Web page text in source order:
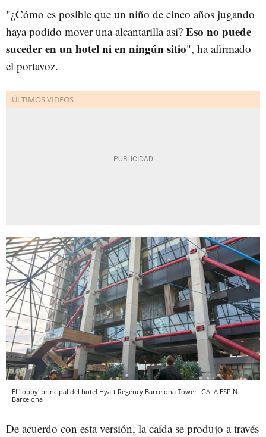
"¿Cómo es posible que un niño de cinco años jugando
haya podido mover una alcantarilla así? Eso no puede
suceder en un hotel ni en ningún sitio", ha afirmado
el portavoz.
El 'lobby' principal del hotel Hyatt Regency Barcelona Tower GALA ESPÍN
Barcelona
De acuerdo con esta versión, la caída se produjo a través